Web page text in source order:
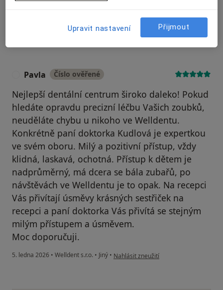
Pavla Číslo ověřené
Nejlepší dentální centrum široko daleko! Pokud
hledáte opravdu precizní léčbu Vašich zoubků,
neuděláte chybu u nikoho ve Welldentu.
Konkrétně paní doktorka Kudlová je expertkou
ve svém oboru. Milý a pozitivní přístup, vždy
klidná, laskavá, ochotná. Přístup k dětem je
nadprůměrný, má dcera se bála zubařů, po
návštěvách ve Welldentu je to opak. Na recepci
Vás přivítají úsměvy krásných sestřiček na
recepci a paní doktorka Vás přivítá se stejným
milým přístupem a úsměvem.
Moc doporučuji.
5. ledna 2026 • Welldent s.r.o. • Jiný • podle názoru uživatele Pavla
Nahlásit zneužití
Upravit nastavení Přijmout